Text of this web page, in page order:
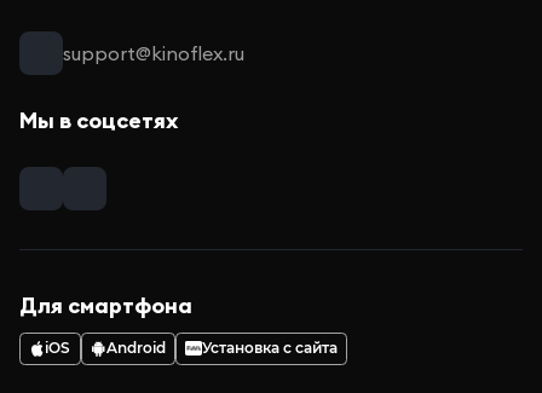
support@kinoflex.ru
Мы в соцсетях
Для смартфона
iOS Android Установка с сайта